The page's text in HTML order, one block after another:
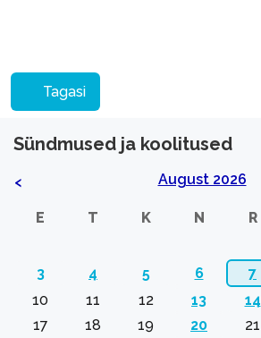
Tagasi
Sündmused ja koolitused
< August 2026
E T K N R
3
4 5 6 7
10
11 12 13 14
17
18 19 20 21